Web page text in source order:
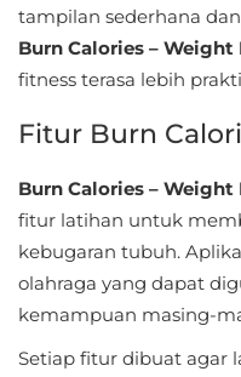
Word
&
Design
Auto
&
Vehicles
tampilan sederhana
Burn Calories – Weight
fitness terasa lebih
Fitur Burn
Burn Calories – Weight
fitur latihan untuk
kebugaran tubuh.
olahraga yang dapat
kemampuan masing-
Setiap fitur dibuat agar